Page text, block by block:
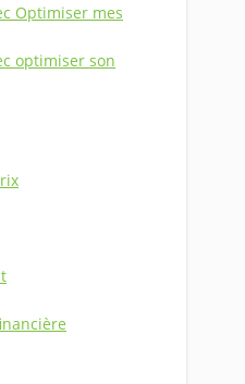
Optimiser mes
optimiser son